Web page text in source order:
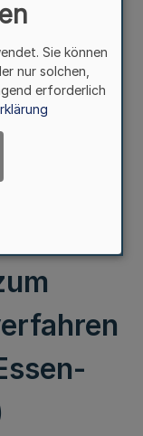
mit der
AG 1)
2001
Sie können
nur solchen,
erforderlich